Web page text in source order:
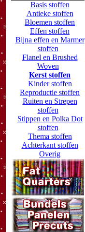
Basis stoffen
Antieke stoffen
Bloemen stoffen
Effen stoffen
Bijna effen en Marmer
stoffen
Flanel en Brushed
Woven
Kerst stoffen
Kinder stoffen
Reproductie stoffen
Ruiten en Strepen
stoffen
Stippen en Polka Dot
stoffen
Thema stoffen
Achterkant stoffen
Overig